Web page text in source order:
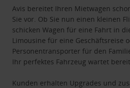
Avis bereitet Ihren Mietwagen
Sie vor. Ob Sie nun einen kleinen
schicken Wagen für eine Fahrt in
Limousine für eine Geschäftsreise
Personentransporter für den
Ihr perfektes Fahrzeug wartet
Kunden erhalten Upgrades und